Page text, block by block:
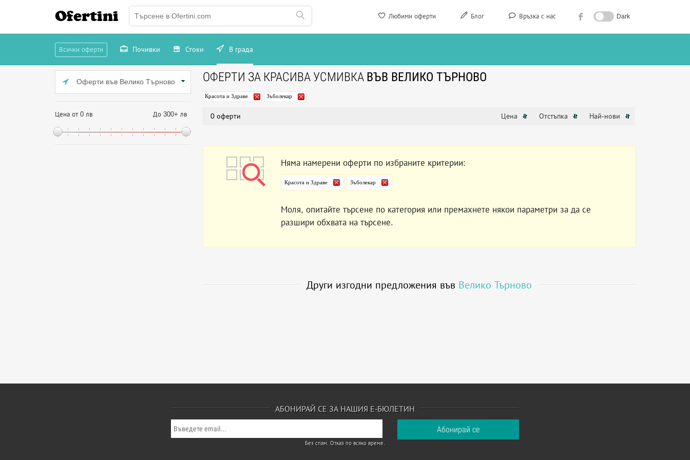
Любими оферти Блог Връзка с нас Dark
Ofertini
Всички оферти Почивки Стоки В града
Оферти във Велико Търново
Цена от 0 лв До 300+ лв
ОФЕРТИ ЗА КРАСИВА УСМИВКА ВЪВ ВЕЛИКО ТЪРНОВО
Красота и Здраве Зъболекар
0 оферти Цена Отстъпка Най-нови
Няма намерени оферти по избраните критерии:
Красота и Здраве Зъболекар
Моля, опитайте търсене по категория или премахнете някои параметри за да се
разшири обхвата на търсене.
Други изгодни предложения във Велико Търново
АБОНИРАЙ СЕ ЗА НАШИЯ Е-БЮЛЕТИН
Без спам. Отказ по всяко време.